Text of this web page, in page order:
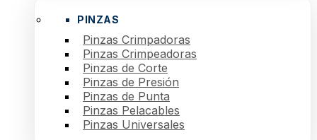
PINZAS
Pinzas Crimpadoras
Pinzas Crimpeadoras
Pinzas de Corte
Pinzas de Presión
Pinzas de Punta
Pinzas Pelacables
Pinzas Universales